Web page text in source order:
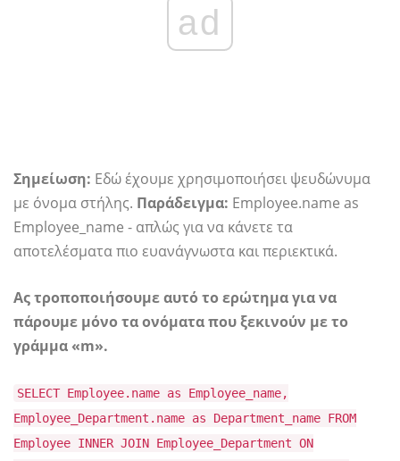
ad
Σημείωση: Εδώ έχουμε χρησιμοποιήσει ψευδώνυμα
με όνομα στήλης. Παράδειγμα: Employee.name as
Employee_name - απλώς για να κάνετε τα
αποτελέσματα πιο ευανάγνωστα και περιεκτικά.
Ας τροποποιήσουμε αυτό το ερώτημα για να
πάρουμε μόνο τα ονόματα που ξεκινούν με το
γράμμα «m».
SELECT Employee.name as Employee_name,
Employee_Department.name as Department_name FROM
Employee INNER JOIN Employee_Department ON